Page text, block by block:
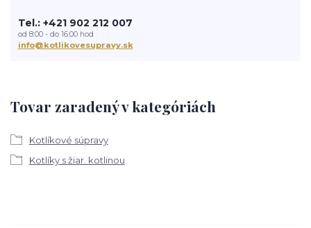
Tovar zaradený v kategóriách
Kotlíkové súpravy
Kotlíky s žiar. kotlinou
Tel.: +421 902 212 007
od 8:00 - do 16:00 hod
info@kotlikovesupravy.sk